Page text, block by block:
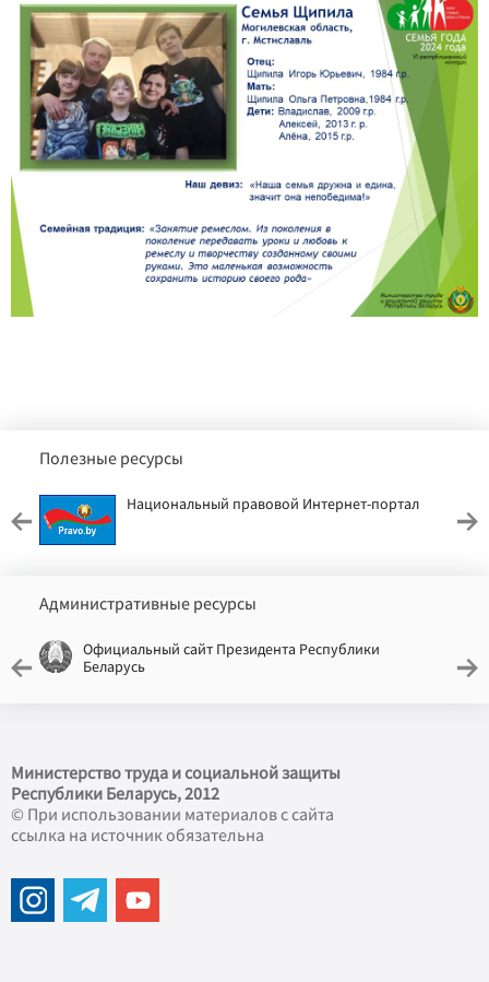
Полезные ресурсы
Национальный правовой Интернет-портал
Административные ресурсы
Официальный сайт Президента Республики
Беларусь
Министерство труда и социальной защиты
Республики Беларусь, 2012
© При использовании материалов с сайта
ссылка на источник обязательна